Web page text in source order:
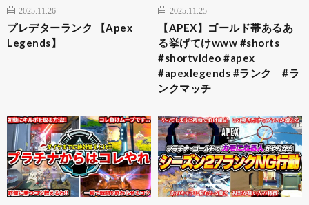
2025.11.26
プレデターランク 【Apex
Legends】
2025.11.25
【APEX】ゴールド帯あるあ
る挙げてけwww #shorts
#shortvideo #apex
#apexlegends #ランク #ラ
ンクマッチ